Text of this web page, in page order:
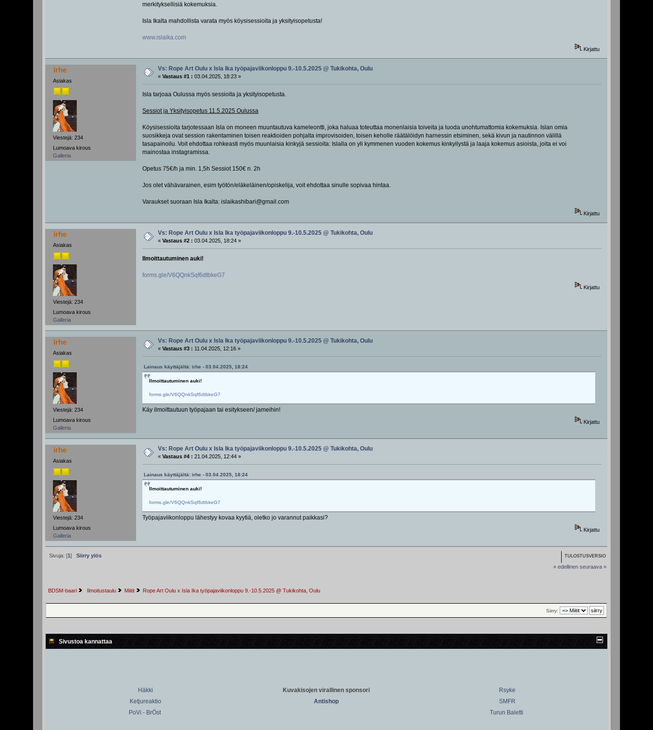
merkityksellisiä kokemuksia.
Isla Ikalta mahdollista varata myös köysisessioita ja yksityisopetusta!
www.islaika.com
Kirjattu
irhe
Asiakas
Viestejä: 234
Lumoava kirous
Galleria
Vs: Rope Art Oulu x Isla Ika työpajaviikonloppu 9.-10.5.2025 @ Tukikohta, Oulu
«Vastaus #1 : 03.04.2025, 18:23 »
Isla tarjoaa Oulussa myös sessioita ja yksityisopetusta.
Sessiot ja Yksityisopetus 11.5.2025 Oulussa
Köysisessioita tarjotessaan Isla on moneen muuntautuva kameleontti, joka haluaa toteuttaa monenlaisia toiveita ja luoda unohtumattomia kokemuksia. Islan omia
suosikkeja ovat session rakentaminen toisen reaktioiden pohjalta improvisoiden, toisen keholle räätälöidyn harnessin etsiminen, sekä kivun ja nautinnon välillä
tasapainoilu. Voit ehdottaa rohkeasti myös muunlaisia kinkyjä sessioita: Islalla on yli kymmenen vuoden kokemus kinkyilystä ja laaja kokemus asioista, joita ei voi
mainostaa instagramissa.
Opetus 75€/h ja min. 1,5h Sessiot 150€ n. 2h
Jos olet vähävarainen, esim työtön/eläkeläinen/opiskelija, voit ehdottaa sinulle sopivaa hintaa.
Varaukset suoraan Isla Ikalta: islaikashibari@gmail.com
Kirjattu
irhe
Asiakas
Viestejä: 234
Lumoava kirous
Galleria
Vs: Rope Art Oulu x Isla Ika työpajaviikonloppu 9.-10.5.2025 @ Tukikohta, Oulu
«Vastaus #2 : 03.04.2025, 18:24 »
Ilmoittautuminen auki!
forms.gle/V6QQnkSqf6dtbkeG7
Kirjattu
irhe
Asiakas
Viestejä: 234
Lumoava kirous
Galleria
Vs: Rope Art Oulu x Isla Ika työpajaviikonloppu 9.-10.5.2025 @ Tukikohta, Oulu
«Vastaus #3 : 11.04.2025, 12:16 »
Lainaus käyttäjältä: irhe - 03.04.2025, 18:24
Ilmoittautuminen auki!
forms.gle/V6QQnkSqf6dtbkeG7
Käy ilmoittautuun työpajaan tai esitykseen/ jameihin!
Kirjattu
irhe
Asiakas
Viestejä: 234
Lumoava kirous
Galleria
Vs: Rope Art Oulu x Isla Ika työpajaviikonloppu 9.-10.5.2025 @ Tukikohta, Oulu
«Vastaus #4 : 21.04.2025, 12:44 »
Lainaus käyttäjältä: irhe - 03.04.2025, 18:24
Ilmoittautuminen auki!
forms.gle/V6QQnkSqf6dtbkeG7
Työpajaviikonloppu lähestyy kovaa kyytiä, oletko jo varannut paikkasi?
Kirjattu
TULOSTUSVERSIO
Sivuja: [1]Siirry ylös
« edellinen seuraava »
BDSM-baari Ilmoitustaulu Miitit Rope Art Oulu x Isla Ika työpajaviikonloppu 9.-10.5.2025 @ Tukikohta, Oulu
Siirry:
Sivustoa kannattaa
Häkki Kuvakisojen virallinen sponsori
Rsyke
Ketjureaktio
Antishop
SMFR
PoVi - BrÖst
Turun Baletti